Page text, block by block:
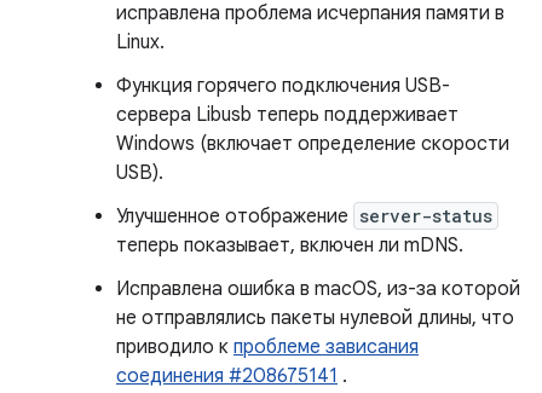
исправлена ​​проблема исчерпания памяти в
Linux.
Функция горячего подключения USB-
сервера Libusb теперь поддерживает
Windows (включает определение скорости
USB).
Улучшенное отображение server-status
теперь показывает, включен ли mDNS.
Исправлена ​​ошибка в macOS, из-за которой
не отправлялись пакеты нулевой длины, что
приводило к проблеме зависания
соединения #208675141 .